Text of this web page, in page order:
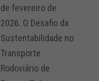
de fevereiro de
2026. O Desafio da
Sustentabilidade no
Transporte
Rodoviário de